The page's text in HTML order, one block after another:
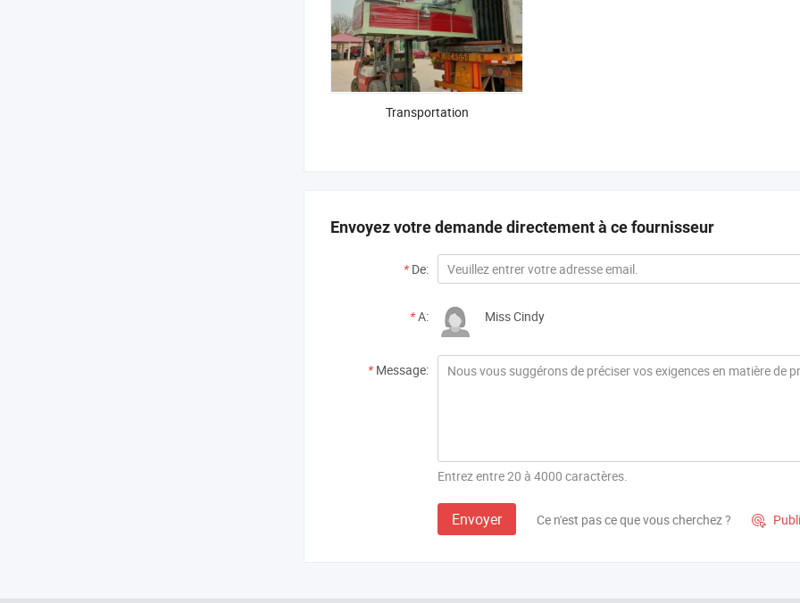
Transportation
Envoyez votre demande directement à ce fournisseur
* De:
*A: Miss Cindy
* Message:
Entrez entre 20 à 4000 caractères.
Envoyer Ce n'est pas ce que vous cherchez ? 